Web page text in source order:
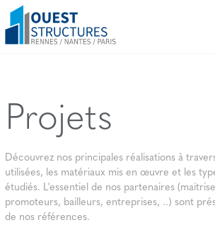
Projets
Découvrez nos principales réalisations à
utilisées, les matériaux mis en œuvre et les
étudiés. L'essentiel de nos partenaires
promoteurs, bailleurs, entreprises, ..) sont
de nos références.